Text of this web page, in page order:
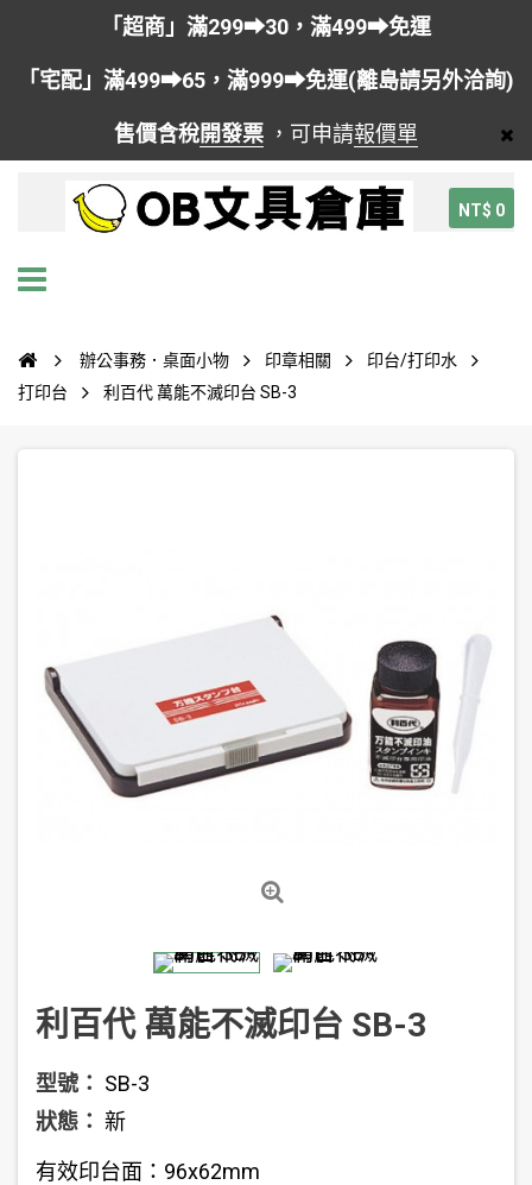
「超商」滿299➡30，滿499➡免運
「宅配」滿499➡65，滿999➡免運(離島請另外洽詢)
售價含稅開發票 ，可申請報價單
NT$ 0
辦公事務．桌面小物 印章相關
印台/打印水
打印台
利百代 萬能不滅印台 SB-3
利百代 萬能不滅印台 SB-3
型號： SB-3
狀態： 新
有效印台面：96x62mm